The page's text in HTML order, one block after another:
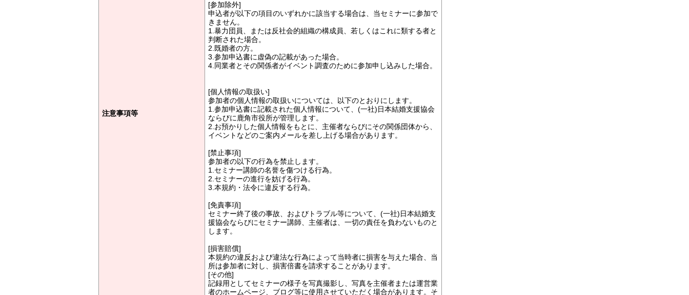
注意事項等
[参加除外]
申込者が以下の項目のいずれかに該当する場合は、当セミナーに参加で
きません。
1.暴力団員、または反社会的組織の構成員、若しくはこれに類する者と
判断された場合。
2.既婚者の方。
3.参加申込書に虚偽の記載があった場合。
4.同業者とその関係者がイベント調査のために参加申し込みした場合。
[個人情報の取扱い]
参加者の個人情報の取扱いについては、以下のとおりにします。
1.参加申込書に記載された個人情報について、(一社)日本結婚支援協会
ならびに鹿角市役所が管理します。
2.お預かりした個人情報をもとに、主催者ならびにその関係団体から、
イベントなどのご案内メールを差し上げる場合があります。
[禁止事項]
参加者の以下の行為を禁止します。
1.セミナー講師の名誉を傷つける行為。
2.セミナーの進行を妨げる行為。
3.本規約・法令に違反する行為。
[免責事項]
セミナー終了後の事故、およびトラブル等について、(一社)日本結婚支
援協会ならびにセミナー講師、主催者は、一切の責任を負わないものと
します。
[損害賠償]
本規約の違反および違法な行為によって当時者に損害を与えた場合、当
所は参加者に対し、損害倍書を請求することがあります。
[その他]
記録用としてセミナーの様子を写真撮影し、写真を主催者または運営業
者のホームページ、ブログ等に使用させていただく場合があります。そ